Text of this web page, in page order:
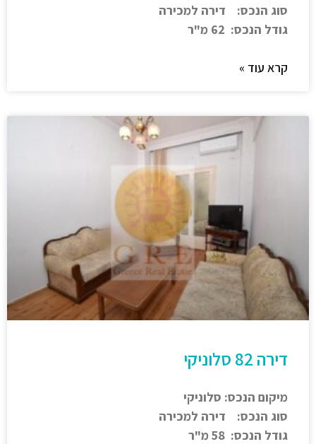
סוג הנכס: דירה למכירה
גודל הנכס: 62 מ"ר
קרא עוד »
דירה 82 סלוניקי
מיקום הנכס: סלוניקי
סוג הנכס: דירה למכירה
גודל הנכס: 58 מ"ר